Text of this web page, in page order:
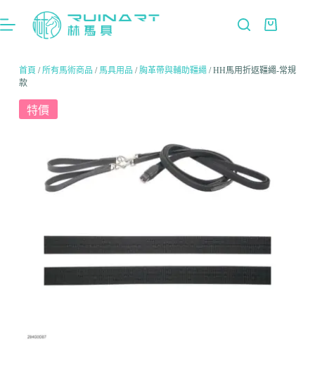
首頁 /所有馬術商品 / 馬具用品 /胸革帶與輔助韁繩/ HH馬用折返韁繩-常規
款
特價